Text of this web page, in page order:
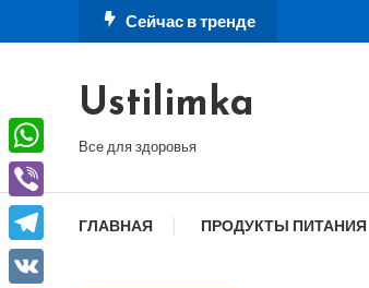
к
Сейчас в тренде
Ustilimka
Все для здоровья
ГЛАВНАЯ ПРОДУКТЫ ПИТАНИЯ
WhatsApp
Viber
Telegram